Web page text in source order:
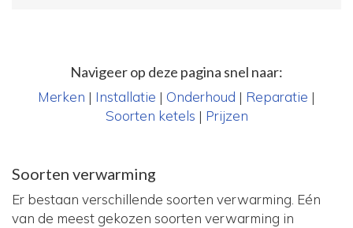
Navigeer op deze pagina snel naar:
Merken | Installatie | Onderhoud | Reparatie |
Soorten ketels | Prijzen
Soorten verwarming
Er bestaan verschillende soorten verwarming. Eén
van de meest gekozen soorten verwarming in